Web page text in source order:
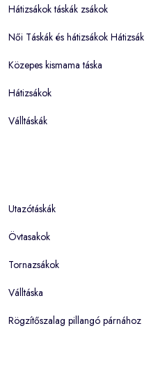
Hátizsákok táskák zsákok
Női Táskák és hátizsákok Hátizsák
Közepes kismama táska
Hátizsákok
Válltáskák
Utazótáskák
Övtasakok
Tornazsákok
Válltáska
Rögzítőszalag pillangó párnához